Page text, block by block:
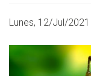
Lunes, 12/Jul/2021